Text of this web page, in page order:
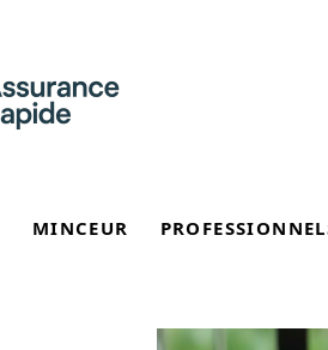
MINCEUR